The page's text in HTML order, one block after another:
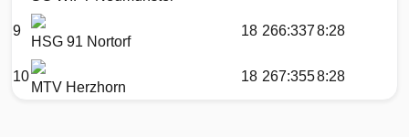
9
HSG 91 Nortorf
18 266:3378:28
10
MTV Herzhorn
18 267:3558:28